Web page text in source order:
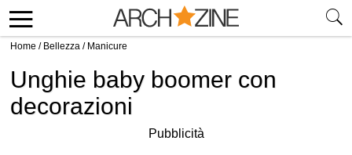
Home / Bellezza / Manicure
Unghie baby boomer con
decorazioni
Pubblicità